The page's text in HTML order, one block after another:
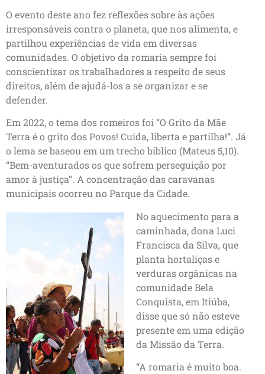
O evento deste ano fez reflexões sobre às ações
irresponsáveis contra o planeta, que nos alimenta, e
partilhou experiências de vida em diversas
comunidades. O objetivo da romaria sempre foi
conscientizar os trabalhadores a respeito de seus
direitos, além de ajudá-los a se organizar e se
defender.
Em 2022, o tema dos romeiros foi “O Grito da Mãe
Terra é o grito dos Povos! Cuida, liberta e partilha!”. Já
o lema se baseou em um trecho bíblico (Mateus 5,10).
“Bem-aventurados os que sofrem perseguição por
amor à justiça”. A concentração das caravanas
municipais ocorreu no Parque da Cidade.
No aquecimento para a
caminhada, dona Luci
Francisca da Silva, que
planta hortaliças e
verduras orgânicas na
comunidade Bela
Conquista, em Itiúba,
disse que só não esteve
presente em uma edição
da Missão da Terra.
“A romaria é muito boa.